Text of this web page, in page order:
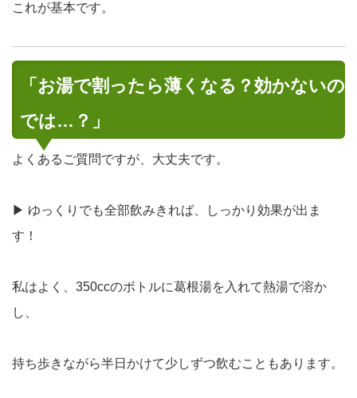
これが基本です。
「お湯で割ったら薄くなる？効かないの
では…？」
よくあるご質問ですが、大丈夫です。
▶ ゆっくりでも全部飲みきれば、しっかり効果が出ま
す！
私はよく、350ccのボトルに葛根湯を入れて熱湯で溶か
し、
持ち歩きながら半日かけて少しずつ飲むこともあります。